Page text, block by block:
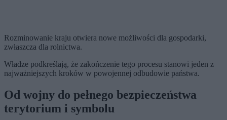
Rozminowanie kraju otwiera nowe możliwości dla gospodarki,
zwłaszcza dla rolnictwa.
Władze podkreślają, że zakończenie tego procesu stanowi jeden z
najważniejszych kroków w powojennej odbudowie państwa.
Od wojny do pełnego bezpieczeństwa
terytorium i symbolu